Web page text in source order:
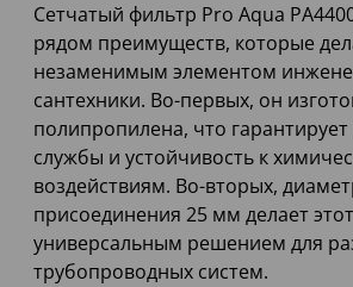
Сетчатый фильтр Pro Aqua
рядом преимуществ, которые
незаменимым элементом
сантехники. Во-первых, он
полипропилена, что
службы и устойчивость к
воздействиям. Во-вторых,
присоединения 25 мм делает
универсальным решением для
трубопроводных систем.